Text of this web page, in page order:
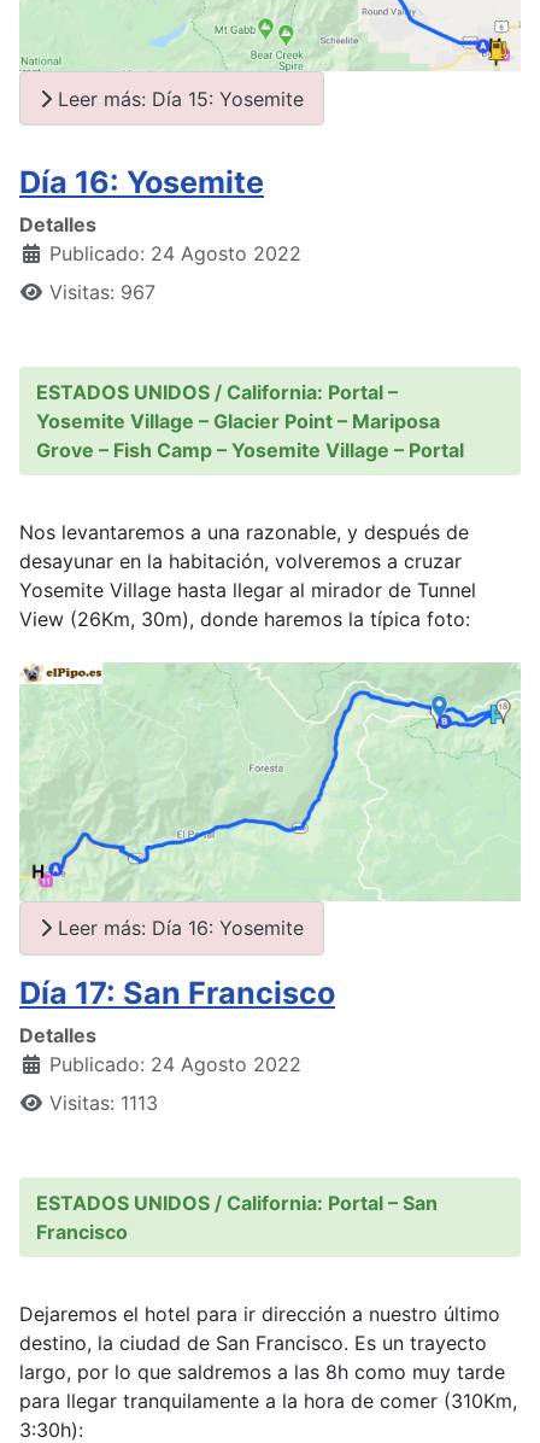
Leer más: Día 15: Yosemite
Día 16: Yosemite
Detalles
Publicado: 24 Agosto 2022
Visitas: 967
ESTADOS UNIDOS / California: Portal –
Yosemite Village – Glacier Point – Mariposa
Grove – Fish Camp – Yosemite Village – Portal
Nos levantaremos a una razonable, y después de
desayunar en la habitación, volveremos a cruzar
Yosemite Village hasta llegar al mirador de Tunnel
View (26Km, 30m), donde haremos la típica foto:
Leer más: Día 16: Yosemite
Día 17: San Francisco
Detalles
Publicado: 24 Agosto 2022
Visitas: 1113
ESTADOS UNIDOS / California: Portal – San
Francisco
Dejaremos el hotel para ir dirección a nuestro último
destino, la ciudad de San Francisco. Es un trayecto
largo, por lo que saldremos a las 8h como muy tarde
para llegar tranquilamente a la hora de comer (310Km,
3:30h):